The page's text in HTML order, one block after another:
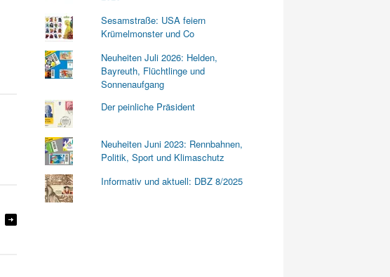
Sesamstraße: USA feiern
Krümelmonster und Co
Neuheiten Juli 2026: Helden,
Bayreuth, Flüchtlinge und
Sonnenaufgang
Der peinliche Präsident
Neuheiten Juni 2023: Rennbahnen,
Politik, Sport und Klimaschutz
Informativ und aktuell: DBZ 8/2025